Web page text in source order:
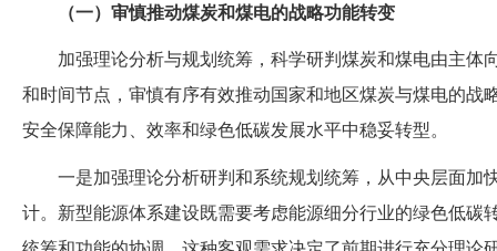
（一） 审慎推动煤炭和煤电的战略功能转变
加强理论分析与规划统筹，科学研判煤炭和煤电由主体
和时间节点，审慎有序有效推动国家和地区煤炭与煤电的战
安全保障能力、效率和绿色低碳发展水平中稳妥转型。
一是加强理论分析研判和系统规划统筹，从中央层面加
计。新型能源体系建设既需要考虑能源细分行业的绿色低碳